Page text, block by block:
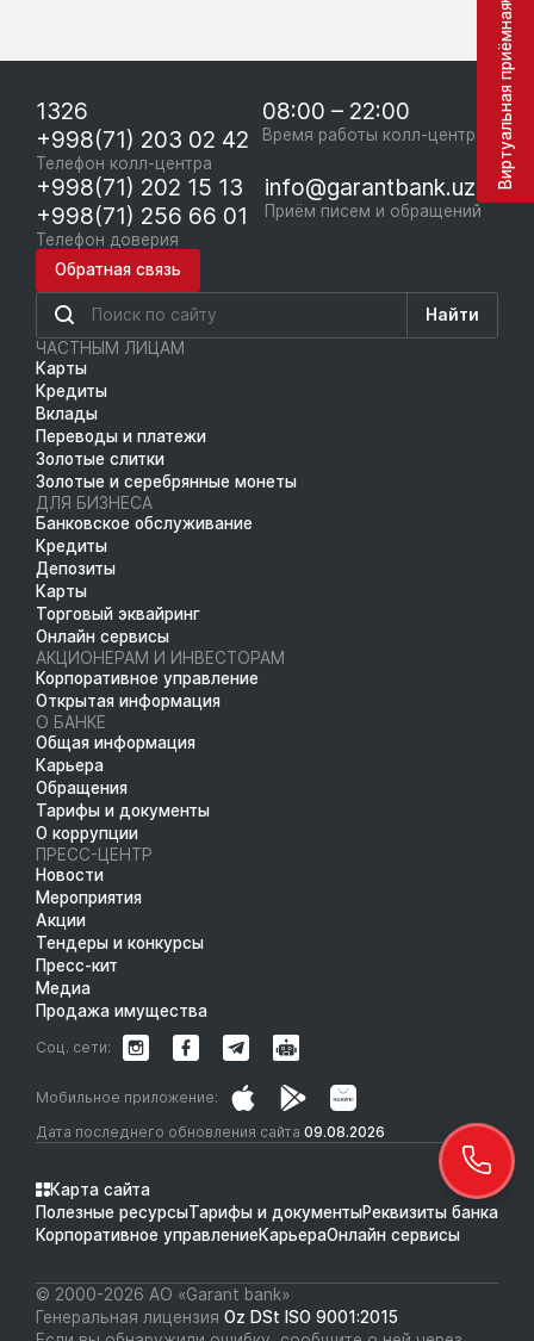
1326
+998(71) 203 02 42
Телефон колл-центра
08:00 – 22:00
Время работы колл-центра
+998(71) 202 15 13
+998(71) 256 66 01
Телефон доверия
info@garantbank.uz
Приём писем и обращений
Обратная связь
Найти
ЧАСТНЫМ ЛИЦАМ
Карты
Кредиты
Вклады
Переводы и платежи
Золотые слитки
Золотые и серебрянные монеты
ДЛЯ БИЗНЕСА
Банковское обслуживание
Кредиты
Депозиты
Карты
Торговый эквайринг
Онлайн сервисы
АКЦИОНЕРАМ И ИНВЕСТОРАМ
Корпоративное управление
Открытая информация
О БАНКЕ
Общая информация
Карьера
Обращения
Тарифы и документы
О коррупции
ПРЕСС-ЦЕНТР
Новости
Мероприятия
Акции
Тендеры и конкурсы
Пресс-кит
Медиа
Продажа имущества
Дата последнего обновления сайта 09.08.2026
Мобильное приложение:
Соц. сети:
Карта сайта
Полезные ресурсыТарифы и документыРеквизиты банка
Корпоративное управлениеКарьераОнлайн сервисы
© 2000-2026 АО «Garant bank»
Генеральная лицензия Oz DSt ISO 9001:2015
Виртуальная приёмная